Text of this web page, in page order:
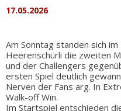
17.05.2026
Am Sonntag standen sich
Heerenschürli die zweiten
und der Challengers
ersten Spiel deutlich
Nerven der Fans arg. In
Walk-off Win.
Im Startspiel entschieden